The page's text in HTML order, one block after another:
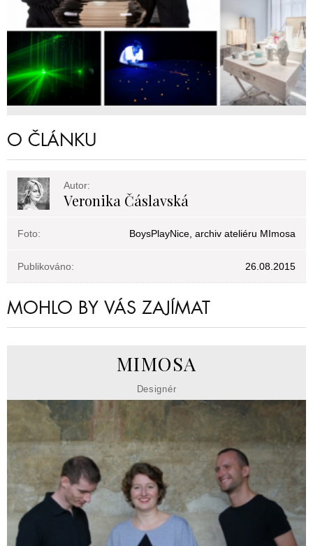
O ČLÁNKU
Autor:
Veronika Čáslavská
Foto: BoysPlayNice, archiv ateliéru MImosa
Publikováno: 26.08.2015
MOHLO BY VÁS ZAJÍMAT
MIMOSA
Designér